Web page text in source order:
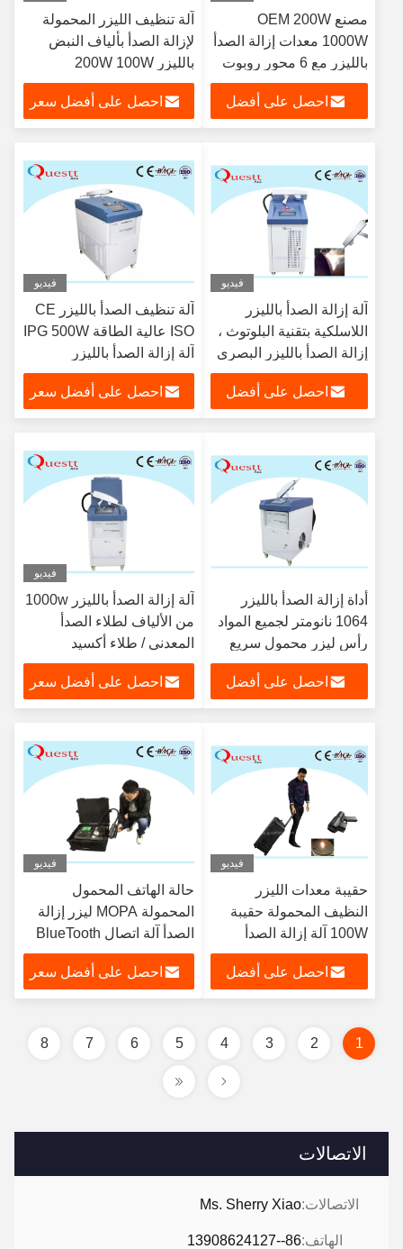
الاتصالات
الاتصالات:Ms. Sherry Xiao
الهاتف:86--13908624127
مصنع OEM 200W
1000W معدات إزالة الصدأ
بالليزر مع 6 محور روبوت
احصل على أفضل
آلة تنظيف الليزر المحمولة
لإزالة الصدأ بألياف النبض
بالليزر 200W 100W
احصل على أفضل سعر
فيديو
آلة إزالة الصدأ بالليزر
اللاسلكية بتقنية البلوتوث ،
إزالة الصدأ بالليزر البصري
بأكسيد الطلاء
احصل على أفضل
فيديو
آلة تنظيف الصدأ بالليزر CE
ISO عالية الطاقة IPG 500W
آلة إزالة الصدأ بالليزر
احصل على أفضل سعر
أداة إزالة الصدأ بالليزر
1064 نانومتر لجميع المواد
رأس ليزر محمول سريع
السرعة
احصل على أفضل
فيديو
آلة إزالة الصدأ بالليزر 1000w
من الألياف لطلاء الصدأ
المعدني / طلاء أكسيد
احصل على أفضل سعر
فيديو
حقيبة معدات الليزر
النظيف المحمولة حقيبة
100W آلة إزالة الصدأ
بالليزر الليفي
احصل على أفضل
فيديو
حالة الهاتف المحمول
المحمولة MOPA ليزر إزالة
الصدأ آلة اتصال BlueTooth
اللاسلكية
احصل على أفضل سعر
1
2
3
4
5
6
7
8